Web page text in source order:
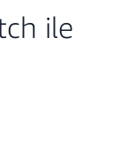
ile